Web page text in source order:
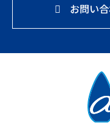
お問い